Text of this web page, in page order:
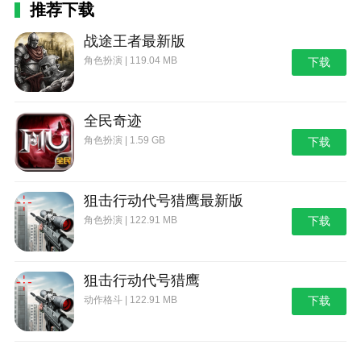
推荐下载
战途王者最新版
角色扮演 | 119.04 MB 下载
全民奇迹
角色扮演 | 1.59 GB 下载
狙击行动代号猎鹰最新版
角色扮演 | 122.91 MB 下载
狙击行动代号猎鹰
动作格斗 | 122.91 MB 下载